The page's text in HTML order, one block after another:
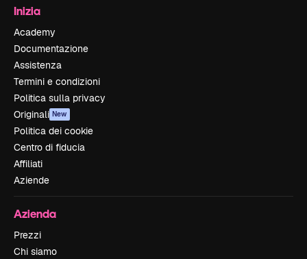
Inizia
Academy
Documentazione
Assistenza
Termini e condizioni
Politica sulla privacy
Originali New
Politica dei cookie
Centro di fiducia
Affiliati
Aziende
Azienda
Prezzi
Chi siamo